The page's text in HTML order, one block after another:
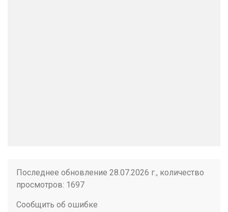
Последнее обновление 28.07.2026 г., количество
просмотров: 1697
Сообщить об ошибке